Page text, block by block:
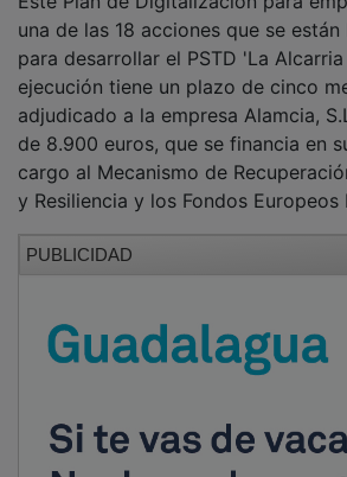
una de las 18 acciones que se están
para desarrollar el PSTD 'La
ejecución tiene un plazo de cinco
adjudicado a la empresa Alamcia,
de 8.900 euros, que se financia en
cargo al Mecanismo de
y Resiliencia y los Fondos Europeos